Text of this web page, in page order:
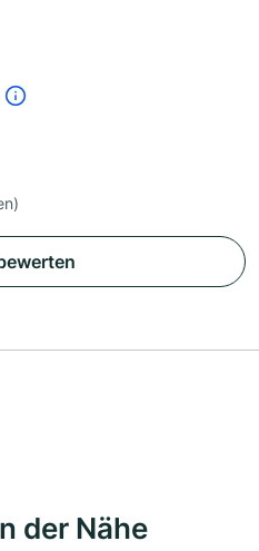
der Nähe